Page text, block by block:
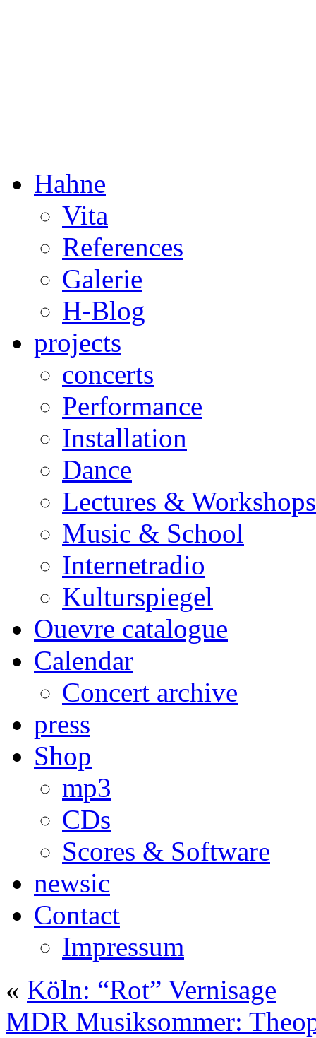
Hahne
Vita
References
Galerie
H-Blog
projects
concerts
Performance
Installation
Dance
Lectures & Workshops
Music & School
Internetradio
Kulturspiegel
Ouevre catalogue
Calendar
Concert archive
press
Shop
mp3
CDs
Scores & Software
newsic
Contact
Impressum
« Köln: “Rot” Vernisage
MDR Musiksommer: